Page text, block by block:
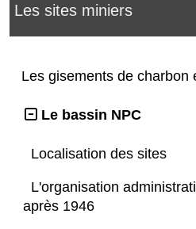
Les sites miniers
Les gisements de charbon
Le bassin NPC
Localisation des sites
L'organisation
après 1946